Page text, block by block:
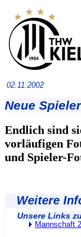
02.11.2002
Neue
Endlich sind
vorläufigen
und Spieler-
Weitere
Unsere Links
Mannschaft